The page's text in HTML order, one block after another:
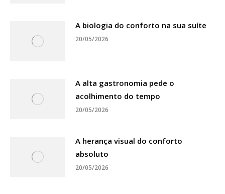
A biologia do conforto na sua suíte
20/05/2026
A alta gastronomia pede o
acolhimento do tempo
20/05/2026
A herança visual do conforto
absoluto
20/05/2026